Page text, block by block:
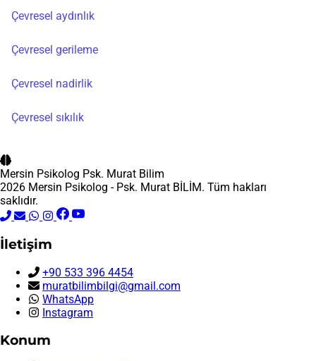
Çevresel aydınlık
Çevresel gerileme
Çevresel nadirlik
Çevresel sıkılık
Mersin Psikolog Psk. Murat Bilim
2026 Mersin Psikolog - Psk. Murat BİLİM. Tüm hakları
saklıdır.
İletişim
+90 533 396 4454
muratbilimbilgi@gmail.com
WhatsApp
Instagram
Konum